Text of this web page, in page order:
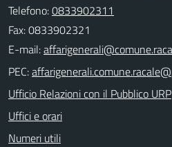
Telefono:0833902311
Fax: 0833902321
E-mail:
PEC:
Ufficio Relazioni con il Pubblico URP
Uffici e orari
Numeri utili